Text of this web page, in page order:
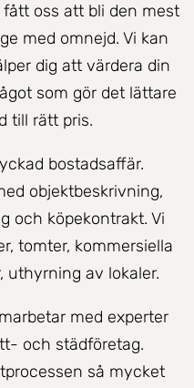
oss att bli den mest
med omnejd. Vi kan
dig att värdera din
som gör det lättare
till rätt pris.
bostadsaffär.
objektbeskrivning,
och köpekontrakt. Vi
tomter, kommersiella
uthyrning av lokaler.
med experter
och städföretag.
så mycket